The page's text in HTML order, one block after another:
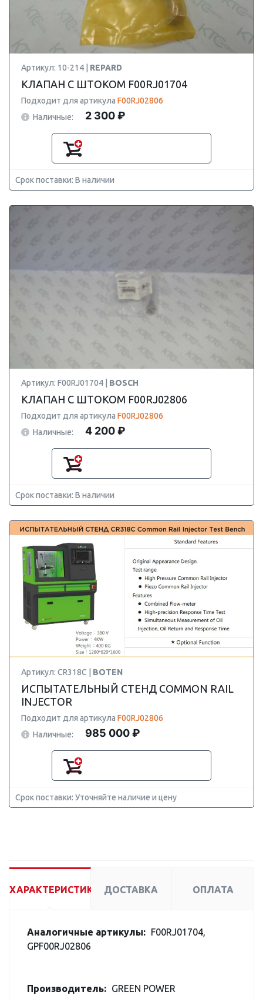
Артикул: 10-214 | REPARD
КЛАПАН С ШТОКОМ F00RJ01704
Подходит для артикула F00RJ02806
Наличные:
2 300 ₽
Срок поставки: В наличии
Артикул: F00RJ01704 | BOSCH
КЛАПАН С ШТОКОМ F00RJ02806
Подходит для артикула F00RJ02806
Наличные:
4 200 ₽
Срок поставки: В наличии
Артикул: CR318C | BOTEN
ИСПЫТАТЕЛЬНЫЙ СТЕНД COMMON RAIL
INJECTOR
Подходит для артикула F00RJ02806
Наличные:
985 000 ₽
Срок поставки: Уточняйте наличие и цену
ХАРАКТЕРИСТИКИ ДОСТАВКА ОПЛАТА
Аналогичные артикулы: F00RJ01704,
GPF00RJ02806
Производитель: GREEN POWER